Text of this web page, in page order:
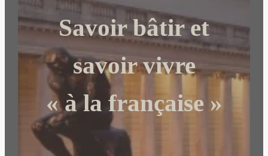
c
h
r
Savoir bâtir et
savoir vivre
« à la française »